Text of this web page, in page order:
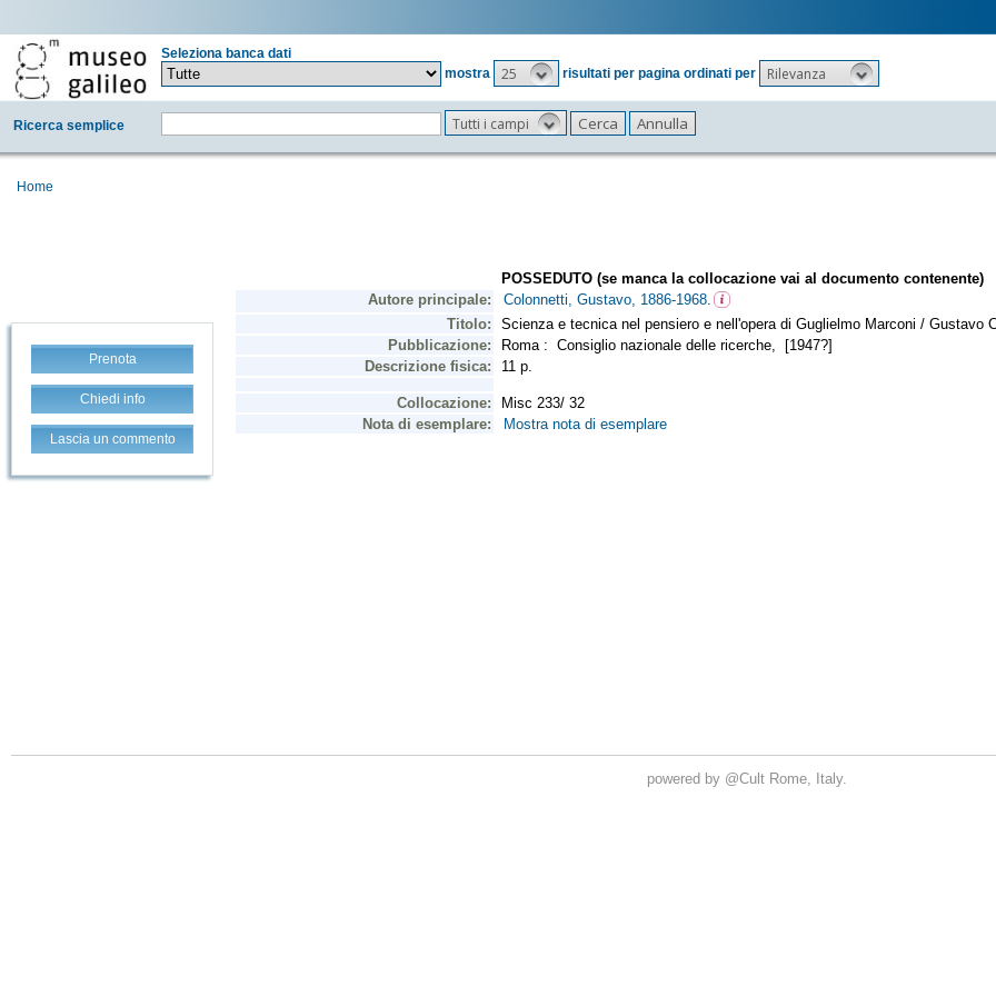
Seleziona banca dati
mostra
25 risultati per pagina ordinati per Rilevanza
Ricerca semplice Tutti i campi
Home
Prenota
Chiedi info
Lascia un commento
powered by @Cult Rome, Italy.